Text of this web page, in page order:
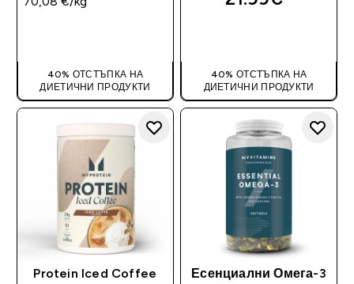
40% ОТСТЪПКА НА
ДИЕТИЧНИ ПРОДУКТИ
40% ОТСТЪПКА НА
ДИЕТИЧНИ ПРОДУКТИ
Protein Iced Coffee
Есенциални Омега-3